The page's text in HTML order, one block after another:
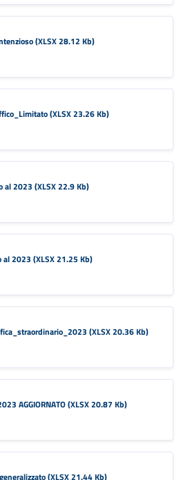
(XLSX 28.12 Kb)
(XLSX 23.26 Kb)
al 2023 (XLSX 22.9 Kb)
al 2023 (XLSX 21.25 Kb)
(XLSX 20.36 Kb)
AGGIORNATO (XLSX 20.87 Kb)
(XLSX 21.44 Kb)